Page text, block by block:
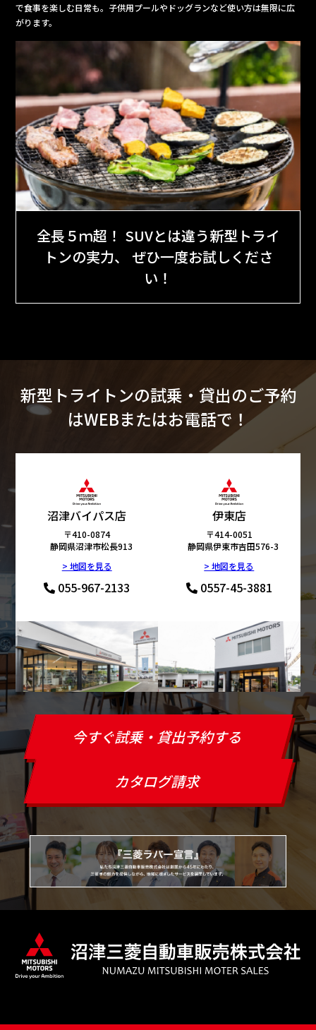
で食事を楽しむ日常も。子供用プールやドッグランなど使い方は無限に広
がります。
全長５ｍ超！ SUVとは違う新型トライ
トンの実力、
ぜひ一度お試しくださ
い！
新型トライトンの試乗・貸出のご予約
はWEBまたはお電話で！
沼津バイパス店
〒410-0874
静岡県沼津市松長913
> 地図を見る
055-967-2133
伊東店
〒414-0051
静岡県伊東市吉田576-3
> 地図を見る
0557-45-3881
今すぐ試乗・貸出予約する
カタログ請求